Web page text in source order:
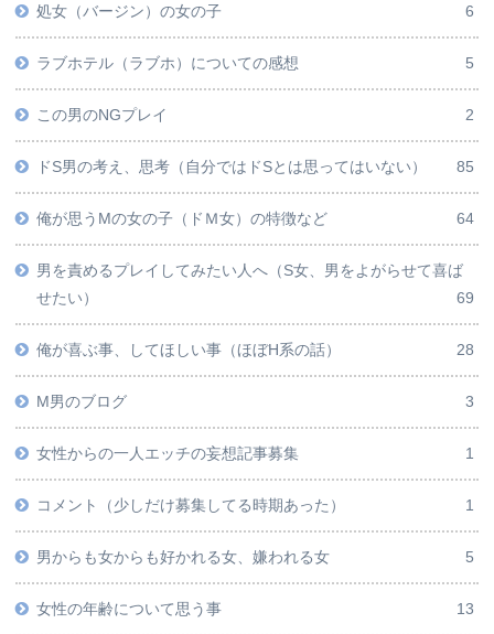
処女（バージン）の女の子 6
ラブホテル（ラブホ）についての感想 5
この男のNGプレイ 2
ドS男の考え、思考（自分ではドSとは思ってはいない） 85
俺が思うMの女の子（ドＭ女）の特徴など 64
男を責めるプレイしてみたい人へ（S女、男をよがらせて喜ば
せたい）
69
俺が喜ぶ事、してほしい事（ほぼH系の話） 28
M男のブログ 3
女性からの一人エッチの妄想記事募集 1
コメント（少しだけ募集してる時期あった） 1
男からも女からも好かれる女、嫌われる女 5
女性の年齢について思う事 13